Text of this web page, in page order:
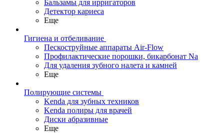
Бальзамы для ирригаторов
Детектор кариеса
Еще
Гигиена и отбеливание
Пескоструйные аппараты Air-Flow
Профилактические порошки, бикарбонат Na
Для удаления зубного налета и камней
Еще
Полирующие системы
Kenda для зубных техников
Kenda полиры для врачей
Диски абразивные
Еще